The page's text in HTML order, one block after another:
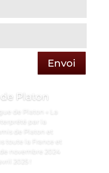
Envoi
Platon
de Platon « La
par la
de Platon et
toute la France et
novembre 2024
2025 !